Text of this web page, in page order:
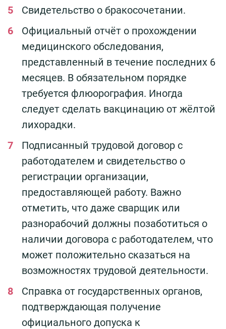
Свидетельство о бракосочетании.
Официальный отчёт о прохождении
медицинского обследования,
представленный в течение последних 6
месяцев. В обязательном порядке
требуется флюорография. Иногда
следует сделать вакцинацию от жёлтой
лихорадки.
Подписанный трудовой договор с
работодателем и свидетельство о
регистрации организации,
предоставляющей работу. Важно
отметить, что даже сварщик или
разнорабочий должны позаботиться о
наличии договора с работодателем, что
может положительно сказаться на
возможностях трудовой деятельности.
Справка от государственных органов,
подтверждающая получение
официального допуска к